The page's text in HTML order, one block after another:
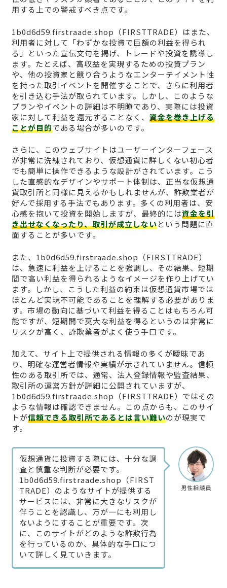
用する上での警戒すべき点です。
1b0d6d59.firstraade.shop（FIRSTTRADE）はまた、
利用者に対して「わずかな投資で巨額の利益を得られ
る」といった宣伝文句を掲げ、トレードや投資を誘導し
ます。たとえば、高収益を実現するための投資プラン
や、他の投資家と競り合うようなエンターテイメント性
を持った取引イベントを開催することで、さらに利用者
を引き込む手法が取られています。しかし、このような
プランやイベントの詳細は不明瞭であり、実際には投資
家に対して利益を還元することなく、 資金を巻き上げる
ことが目的である場合が多いのです。
さらに、このウェブサイトはユーザーインターフェース
が非常に洗練されており、仮想通貨に詳しくない初心者
でも簡単に操作できるような設計がされています。こう
した直感的なデザインやサポート体制は、正当な仮想通
貨取引所と同様に見えるかもしれませんが、詐欺業者が
好んで採用する手法でもあります。多くの利用者は、安
心感を抱いて投資を開始しますが、最終的には資金を引
き出せなくなったり、取引が成立しないという問題に直
面することが多いです。
また、1b0d6d59.firstraade.shop（FIRSTTRADE）
は、急速に利益を上げることを強調し、その結果、短期
間で高い利益を得られるようなイメージを作り上げてい
ます。しかし、こうした利益の約束は仮想通貨市場では
ほとんど実現不可能であることを理解する必要がありま
す。市場の動向に基づいて利益を得ることはもちろん可
能ですが、短期間で莫大な利益を得るというのは非常に
リスクが高く、詐欺業者がよく使う手口です。
加えて、サイト上で提供される情報の多くが曖昧であ
り、明確な運営者情報や実績が示されていません。信頼
性のある取引所では、通常、法人登録情報や監査結果、
取引所の運営方針が詳細に公開されていますが、
1b0d6d59.firstraade.shop（FIRSTTRADE）ではその
ような情報は確認できません。この点からも、このサイ
トが信頼できる取引所であるとは言い難いのが現実で
す。
男性相談員
仮想通貨に投資する際には、十分な調
査と慎重な判断が必要です。
1b0d6d59.firstraade.shop（FIRST
TRADE）のようなサイトが提供する
サービスには、非常に大きなリスクが
伴うことを認識し、万が一にも利用し
ないようにすることが重要です。次
に、このサイトがどのような詐欺行為
を行っているのか、具体的な手口につ
いて詳しく見ていきます。